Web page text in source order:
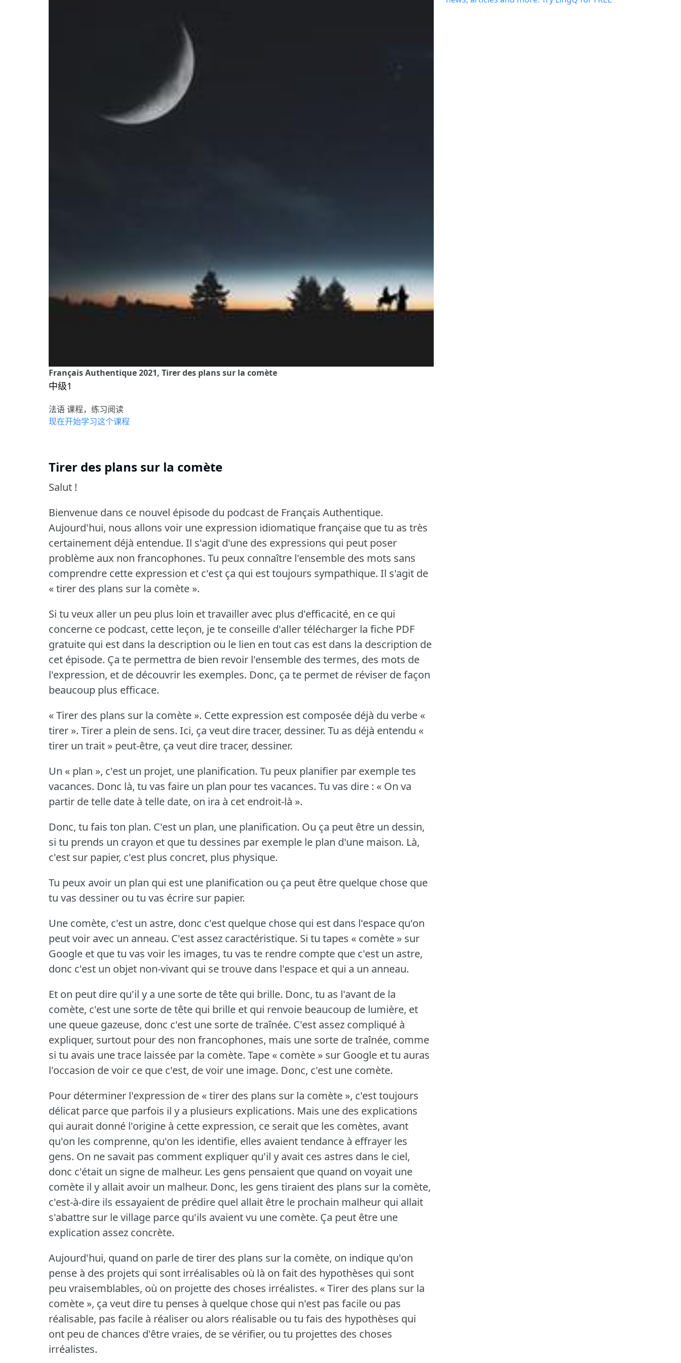
Français Authentique 2021, Tirer des plans sur la comète
中级1
法语 课程，练习阅读
现在开始学习这个课程
Tirer des plans sur la comète
Salut !
Bienvenue dans ce nouvel épisode du podcast de Français Authentique.
Aujourd'hui, nous allons voir une expression idiomatique française que tu as très
certainement déjà entendue. Il s'agit d'une des expressions qui peut poser
problème aux non francophones. Tu peux connaître l'ensemble des mots sans
comprendre cette expression et c'est ça qui est toujours sympathique. Il s'agit de
« tirer des plans sur la comète ».
Si tu veux aller un peu plus loin et travailler avec plus d'efficacité, en ce qui
concerne ce podcast, cette leçon, je te conseille d'aller télécharger la fiche PDF
gratuite qui est dans la description ou le lien en tout cas est dans la description de
cet épisode. Ça te permettra de bien revoir l'ensemble des termes, des mots de
l'expression, et de découvrir les exemples. Donc, ça te permet de réviser de façon
beaucoup plus efficace.
« Tirer des plans sur la comète ». Cette expression est composée déjà du verbe «
tirer ». Tirer a plein de sens. Ici, ça veut dire tracer, dessiner. Tu as déjà entendu «
tirer un trait » peut-être, ça veut dire tracer, dessiner.
Un « plan », c'est un projet, une planification. Tu peux planifier par exemple tes
vacances. Donc là, tu vas faire un plan pour tes vacances. Tu vas dire : « On va
partir de telle date à telle date, on ira à cet endroit-là ».
Donc, tu fais ton plan. C'est un plan, une planification. Ou ça peut être un dessin,
si tu prends un crayon et que tu dessines par exemple le plan d'une maison. Là,
c'est sur papier, c'est plus concret, plus physique.
Tu peux avoir un plan qui est une planification ou ça peut être quelque chose que
tu vas dessiner ou tu vas écrire sur papier.
Une comète, c'est un astre, donc c'est quelque chose qui est dans l'espace qu'on
peut voir avec un anneau. C'est assez caractéristique. Si tu tapes « comète » sur
Google et que tu vas voir les images, tu vas te rendre compte que c'est un astre,
donc c'est un objet non-vivant qui se trouve dans l'espace et qui a un anneau.
Et on peut dire qu'il y a une sorte de tête qui brille. Donc, tu as l'avant de la
comète, c'est une sorte de tête qui brille et qui renvoie beaucoup de lumière, et
une queue gazeuse, donc c'est une sorte de traînée. C'est assez compliqué à
expliquer, surtout pour des non francophones, mais une sorte de traînée, comme
si tu avais une trace laissée par la comète. Tape « comète » sur Google et tu auras
l'occasion de voir ce que c'est, de voir une image. Donc, c'est une comète.
Pour déterminer l'expression de « tirer des plans sur la comète », c'est toujours
délicat parce que parfois il y a plusieurs explications. Mais une des explications
qui aurait donné l'origine à cette expression, ce serait que les comètes, avant
qu'on les comprenne, qu'on les identifie, elles avaient tendance à effrayer les
gens. On ne savait pas comment expliquer qu'il y avait ces astres dans le ciel,
donc c'était un signe de malheur. Les gens pensaient que quand on voyait une
comète il y allait avoir un malheur. Donc, les gens tiraient des plans sur la comète,
c'est-à-dire ils essayaient de prédire quel allait être le prochain malheur qui allait
s'abattre sur le village parce qu'ils avaient vu une comète. Ça peut être une
explication assez concrète.
Aujourd'hui, quand on parle de tirer des plans sur la comète, on indique qu'on
pense à des projets qui sont irréalisables où là on fait des hypothèses qui sont
peu vraisemblables, où on projette des choses irréalistes. « Tirer des plans sur la
comète », ça veut dire tu penses à quelque chose qui n'est pas facile ou pas
réalisable, pas facile à réaliser ou alors réalisable ou tu fais des hypothèses qui
ont peu de chances d'être vraies, de se vérifier, ou tu projettes des choses
irréalistes.